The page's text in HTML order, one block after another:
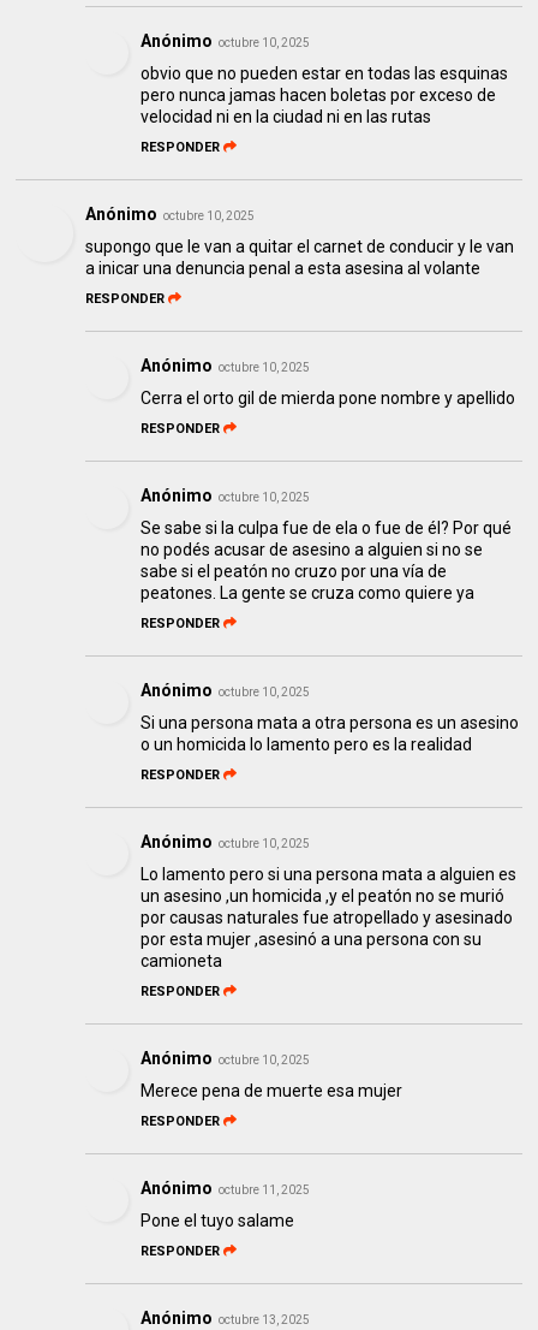
Anónimo octubre 10, 2025
obvio que no pueden estar en todas las esquinas
pero nunca jamas hacen boletas por exceso de
velocidad ni en la ciudad ni en las rutas
RESPONDER
Anónimo octubre 10, 2025
supongo que le van a quitar el carnet de conducir y le van
a inicar una denuncia penal a esta asesina al volante
RESPONDER
Anónimo octubre 10, 2025
Cerra el orto gil de mierda pone nombre y apellido
RESPONDER
Anónimo octubre 10, 2025
Se sabe si la culpa fue de ela o fue de él? Por qué
no podés acusar de asesino a alguien si no se
sabe si el peatón no cruzo por una vía de
peatones. La gente se cruza como quiere ya
RESPONDER
Anónimo octubre 10, 2025
Si una persona mata a otra persona es un asesino
o un homicida lo lamento pero es la realidad
RESPONDER
Anónimo octubre 10, 2025
Lo lamento pero si una persona mata a alguien es
un asesino ,un homicida ,y el peatón no se murió
por causas naturales fue atropellado y asesinado
por esta mujer ,asesinó a una persona con su
camioneta
RESPONDER
Anónimo octubre 10, 2025
Merece pena de muerte esa mujer
RESPONDER
Anónimo octubre 11, 2025
Pone el tuyo salame
RESPONDER
Anónimo octubre 13, 2025